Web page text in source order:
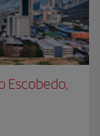
Escobedo,